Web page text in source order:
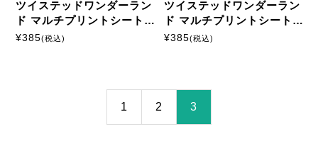
A5サイズ A4サイズ
ミニサイズ
ツイステッドワンダーラン
ド マルチプリントシート
ミニサイズ
¥385(税込)
ツイステッドワンダーラン
ド マルチプリントシート
ミニサイズ
¥385(税込)
1 2 3